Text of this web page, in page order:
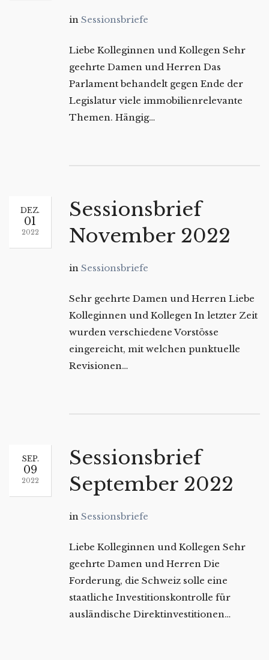
in Sessionsbriefe
Liebe Kolleginnen und Kollegen Sehr
geehrte Damen und Herren Das
Parlament behandelt gegen Ende der
Legislatur viele immobilienrelevante
Themen. Hängig…
DEZ.
01
2022
Sessionsbrief
November 2022
in Sessionsbriefe
Sehr geehrte Damen und Herren Liebe
Kolleginnen und Kollegen In letzter Zeit
wurden verschiedene Vorstösse
eingereicht, mit welchen punktuelle
Revisionen…
SEP.
09
2022
Sessionsbrief
September 2022
in Sessionsbriefe
Liebe Kolleginnen und Kollegen Sehr
geehrte Damen und Herren Die
Forderung, die Schweiz solle eine
staatliche Investitionskontrolle für
ausländische Direktinvestitionen…